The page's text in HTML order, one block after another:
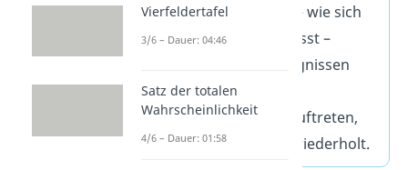
„Kunst des Vermutens“ – wie sich
Stochastik übersetzen lässt –
beschäftigt sich mit Ereignissen
und Ergebnissen, die
unterschiedlich häufig auftreten,
wenn sich ein Vorgang wiederholt.
Vierfeldertafel
3/6 – Dauer: 04:46
Satz der totalen
Wahrscheinlichkeit
4/6 – Dauer: 01:58